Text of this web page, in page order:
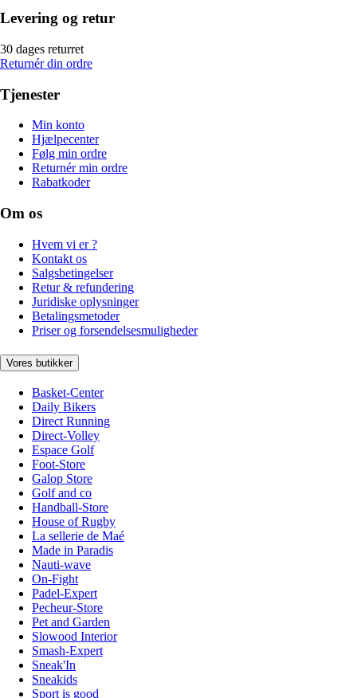
Levering og retur
30 dages returret
Returnér din ordre
Tjenester
Min konto
Hjælpecenter
Følg min ordre
Returnér min ordre
Rabatkoder
Om os
Hvem vi er ?
Kontakt os
Salgsbetingelser
Retur & refundering
Juridiske oplysninger
Betalingsmetoder
Priser og forsendelsesmuligheder
Vores butikker
Basket-Center
Daily Bikers
Direct Running
Direct-Volley
Espace Golf
Foot-Store
Galop Store
Golf and co
Handball-Store
House of Rugby
La sellerie de Maé
Made in Paradis
Nauti-wave
On-Fight
Padel-Expert
Pecheur-Store
Pet and Garden
Slowood Interior
Smash-Expert
Sneak'In
Sneakids
Sport is good